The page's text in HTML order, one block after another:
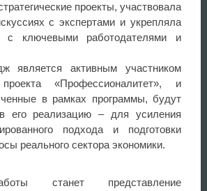
проекты, участвовала
с экспертами и укрепляла
с ключевыми работодателями и
является активным участником
«Профессионалитет», и
в рамках программы, будут
в его реализацию – для усиления
подхода и подготовки
реального сектора экономики.
станет представление